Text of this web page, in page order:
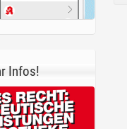
Infos!